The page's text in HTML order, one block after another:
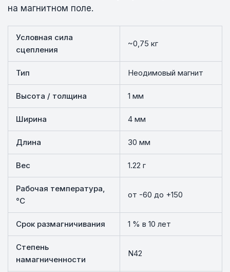
на магнитном поле.
Условная сила
сцепления
~0,75 кг
Тип Неодимовый магнит
Высота / толщина 1 мм
Ширина 4 мм
Длина 30 мм
Вес 1.22 г
Рабочая температура,
°C
от -60 до +150
Срок размагничивания 1 % в 10 лет
Степень
намагниченности
N42